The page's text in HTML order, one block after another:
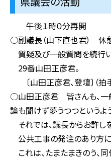
午後１時０分再開
○副議長（山下直也君） 休
質疑及び一般質問を続行い
29番山田正彦君。
〔山田正彦君、登壇〕（拍
○山田正彦君 皆さんも、一般
論も聞けず夢うつつというよ
それでは、議長からお許し
公共工事の発注のあり方に
これは、たまたまきのう、